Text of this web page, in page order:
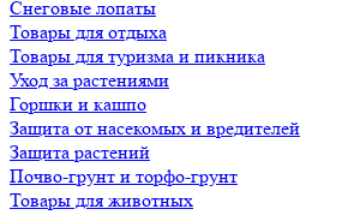
Снеговые лопаты
Товары для отдыха
Товары для туризма и пикника
Уход за растениями
Горшки и кашпо
Защита от насекомых и вредителей
Защита растений
Почво-грунт и торфо-грунт
Товары для животных